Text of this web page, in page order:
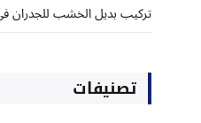
تركيب بديل الخشب للجدران في ام
تصنيفات